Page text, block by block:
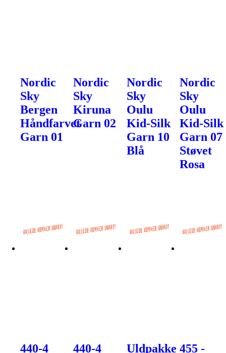
Nordic
Sky
Bergen
Håndfarvet
Garn 01
Nordic
Sky
Kiruna
Garn 02
Nordic
Sky
Oulu
Kid-Silk
Garn 10
Blå
Nordic
Sky
Oulu
Kid-Silk
Garn 07
Støvet
Rosa
440-4
440-4
Uldpakke 455 -